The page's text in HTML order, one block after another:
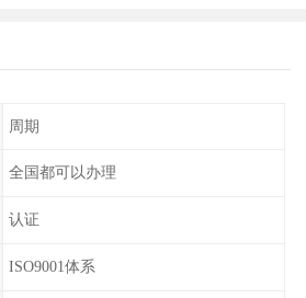
周期
全国都可以办理
认证
ISO9001体系